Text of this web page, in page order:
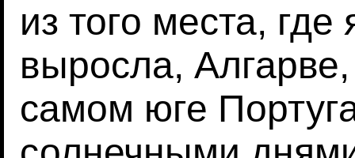
из того места, где
выросла,
самом юге